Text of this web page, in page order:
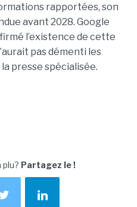
rapportées, son
avant 2028. Google
l’existence de cette
pas démenti les
presse spécialisée.
plu? Partagez le !